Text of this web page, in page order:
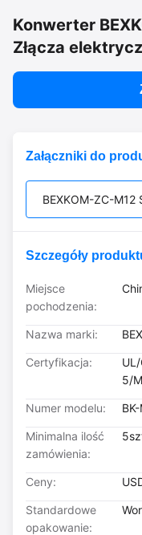
Konwerter
Złącza
Załączniki do
BEXKOM-ZC-M12
Szczegóły
Miejsce
pochodzenia:
Nazwa marki:
Certyfikacja:
5/
Numer modelu:
Minimalna ilość
zamówienia:
Ceny:
Standardowe
opakowanie: